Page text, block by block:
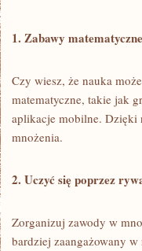
1. Zabawy matematyczne
Czy ​wiesz, że nauka
matematyczne, takie jak
aplikacje⁤ mobilne. Dzięki​
mnożenia.
2. ⁤Uczyć się poprzez
Zorganizuj zawody w
⁢bardziej zaangażowany